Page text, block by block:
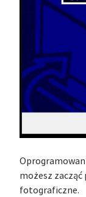
możesz
fotograficzne.